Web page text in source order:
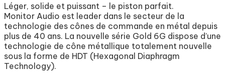
Léger, solide et puissant – le piston parfait.
Monitor Audio est leader dans le secteur de la
technologie des cônes de commande en métal depuis
plus de 40 ans. La nouvelle série Gold 6G dispose d’une
technologie de cône métallique totalement nouvelle
sous la forme de HDT (Hexagonal Diaphragm
Technology).